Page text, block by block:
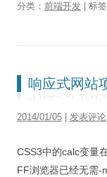
分类： 前端开发 | 标签
响应式网站
2014/01/05 发表评论
CSS3中的calc变量
FF浏览器已经无需-